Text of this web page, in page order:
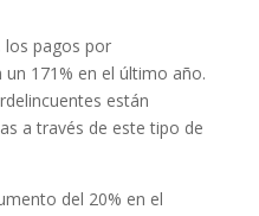
los pagos por
171% en el último año.
están
a través de este tipo de
del 20% en el